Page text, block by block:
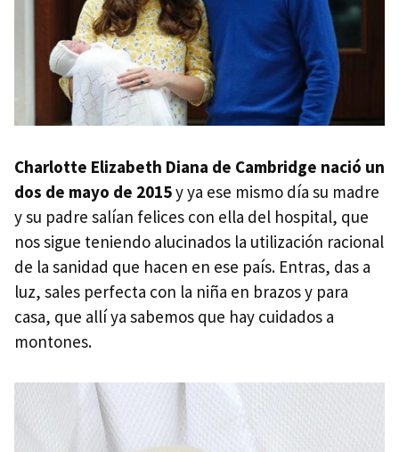
Charlotte Elizabeth Diana de Cambridge nació un
dos de mayo de 2015y ya ese mismo día su madre
y su padre salían felices con ella del hospital, que
nos sigue teniendo alucinados la utilización racional
de la sanidad que hacen en ese país. Entras, das a
luz, sales perfecta con la niña en brazos y para
casa, que allí ya sabemos que hay cuidados a
montones.